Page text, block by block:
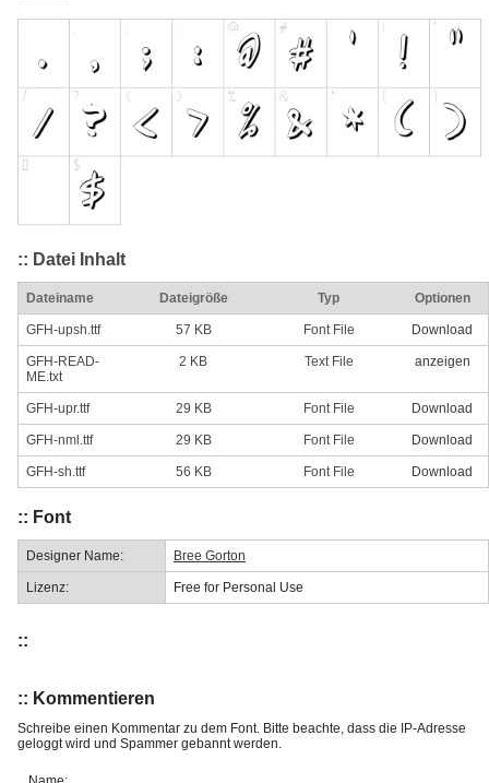
:: Datei Inhalt
Dateiname Dateigröße Typ Optionen
GFH-upsh.ttf 57 KB Font File Download
GFH-READ-
ME.txt
2 KB Text File anzeigen
GFH-upr.ttf 29 KB Font File Download
GFH-nml.ttf 29 KB Font File Download
GFH-sh.ttf 56 KB Font File Download
:: Font
Designer Name: Bree Gorton
Lizenz: Free for Personal Use
::
:: Kommentieren
Schreibe einen Kommentar zu dem Font. Bitte beachte, dass die IP-Adresse
geloggt wird und Spammer gebannt werden.